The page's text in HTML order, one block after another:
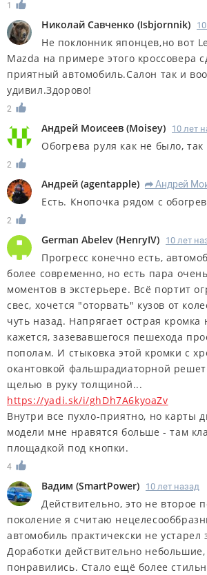
1
Николай Савченко (Isbjornnik)
Не поклонник японцев,но вот
Mazda на примере этого кроссовера
приятный автомобиль.Салон так и
удивил.Здорово!
2
Андрей Моисеев (Moisey) 10 лет
Обогрева руля как не было, так
2
Андрей (agentapple) R Андрей
Есть. Кнопочка рядом с
2
German Abelev (HenryIV) 10 лет
Прогресс конечно есть,
более современно, но есть пара
моментов в экстерьере. Всё портит
свес, хочется "оторвать" кузов от
чуть назад. Напрягает острая кромка
кажется, зазевавшегося пешехода
пополам. И стыковка этой кромки с
окантовкой фальшрадиаторной
щелью в руку толщиной...
https://yadi.sk/i/ghDh7A6kyoaZv
Внутри все пухло-приятно, но карты
модели мне нравятся больше - там
площадкой под кнопки.
4
Вадим (SmartPower) 10 лет назад
Действительно, это не второе
поколение я считаю
автомобиль практичекски не устарел
Доработки действительно
понравились. Стало ещё более